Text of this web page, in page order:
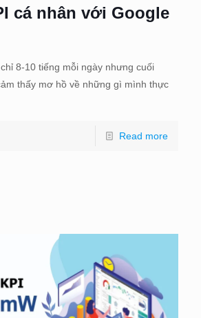
cá nhân với Google
8-10 tiếng mỗi ngày nhưng cuối
thấy mơ hồ về những gì mình thực
Read more